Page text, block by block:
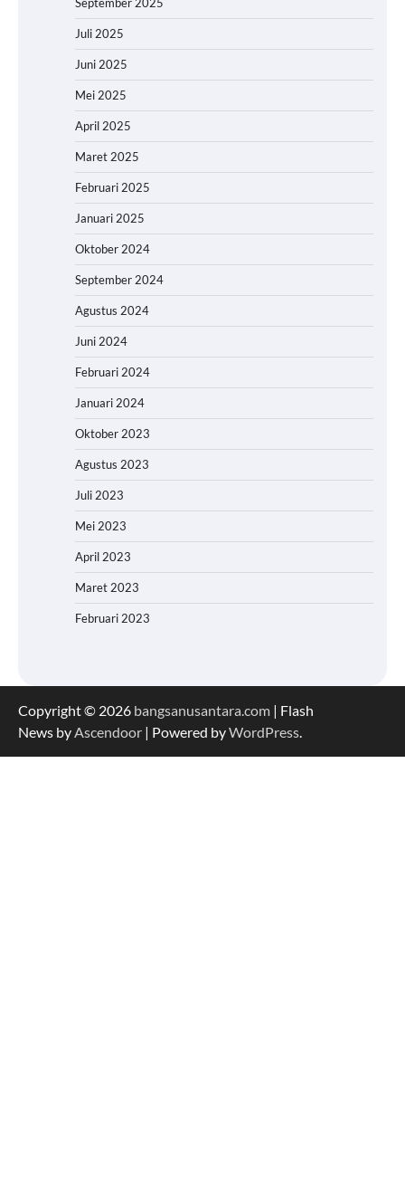
September 2025
Juli 2025
Juni 2025
Mei 2025
April 2025
Maret 2025
Februari 2025
Januari 2025
Oktober 2024
September 2024
Agustus 2024
Juni 2024
Februari 2024
Januari 2024
Oktober 2023
Agustus 2023
Juli 2023
Mei 2023
April 2023
Maret 2023
Februari 2023
Copyright © 2026 bangsanusantara.com | Flash
News byAscendoor | Powered byWordPress.